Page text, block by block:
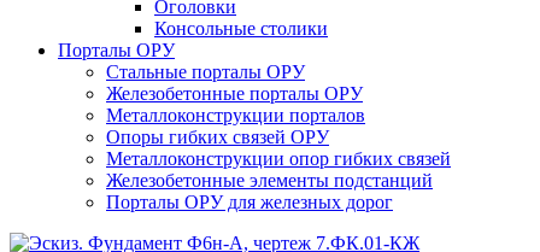
Оголовки
Консольные столики
Порталы ОРУ
Стальные порталы ОРУ
Железобетонные порталы ОРУ
Металлоконструкции порталов
Опоры гибких связей ОРУ
Металлоконструкции опор гибких связей
Железобетонные элементы подстанций
Порталы ОРУ для железных дорог